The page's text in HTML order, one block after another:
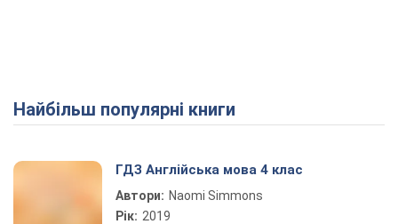
Найбільш популярні книги
ГДЗ Англійська мова 4 клас
Автори: Naomi Simmons
Рік: 2019